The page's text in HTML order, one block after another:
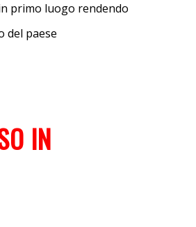
primo luogo rendendo
del paese
IN